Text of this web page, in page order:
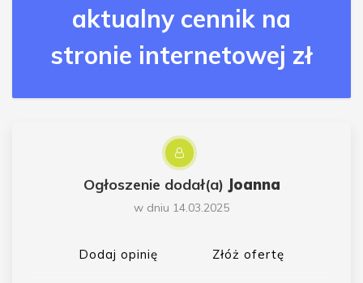
aktualny cennik na
stronie internetowej zł
Ogłoszenie dodał(a) Joanna
w dniu 14.03.2025
Dodaj opinię Złóż ofertę